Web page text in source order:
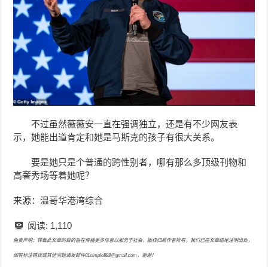
不过虽然薇薇安一直在强调独立，还是有不少网友表
示，她能出道肯定和她是马斯克的孩子有很大关系。
要是她只是个普通的跨性别者，哪有那么多顶级刊物和
高奢秀场等着她呢？
来源：温哥华港湾综合
阅读: 1,110
免责声明：转载此文章的目的旨在传播更多信息以服务于社会，版权归原作者所有，我们已在文章结尾注明出处，
如有标注错误或其他问题请发邮件01simple888@gmail.com，谢谢！